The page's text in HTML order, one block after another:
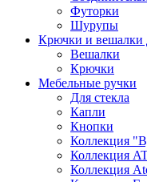
Футорки
Шурупы
Крючки и вешалки
Вешалки
Крючки
Мебельные ручки
Для стекла
Капли
Кнопки
Коллекция
Коллекция
Коллекция